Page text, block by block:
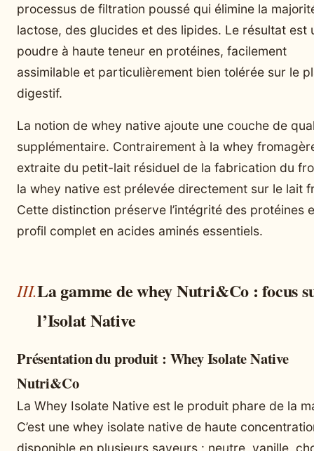
processus de filtration poussé qui élimine la
lactose, des glucides et des lipides. Le résultat est
poudre à haute teneur en protéines, facilement
assimilable et particulièrement bien tolérée sur le
digestif.
La notion de whey native ajoute une couche de
supplémentaire. Contrairement à la whey
extraite du petit-lait résiduel de la fabrication du
la whey native est prélevée directement sur le lait
Cette distinction préserve l’intégrité des protéines
profil complet en acides aminés essentiels.
La gamme de whey Nutri&Co : focus
l’Isolat Native
Présentation du produit : Whey Isolate Native
Nutri&Co
La Whey Isolate Native est le produit phare de la
C’est une whey isolate native de haute
disponible en plusieurs saveurs : neutre, vanille,